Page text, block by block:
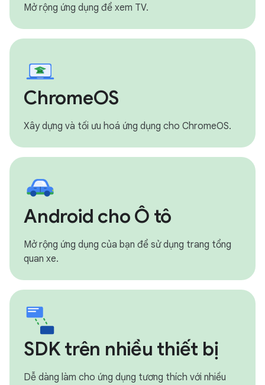
Mở rộng ứng dụng để xem TV.
ChromeOS
Xây dựng và tối ưu hoá ứng dụng cho ChromeOS.
Android cho Ô tô
Mở rộng ứng dụng của bạn để sử dụng trang tổng
quan xe.
SDK trên nhiều thiết bị
Dễ dàng làm cho ứng dụng tương thích với nhiều